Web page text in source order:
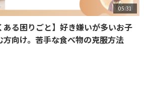
05:31
ある困りごと】好き嫌いが多いお子
方向け。苦手な食べ物の克服方法